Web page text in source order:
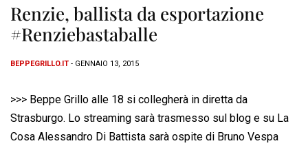
Renzie, ballista da esportazione
#Renziebastaballe
BEPPEGRILLO.IT - GENNAIO 13, 2015
>>> Beppe Grillo alle 18 si collegherà in diretta da
Strasburgo. Lo streaming sarà trasmesso sul blog e su La
Cosa Alessandro Di Battista sarà ospite di Bruno Vespa